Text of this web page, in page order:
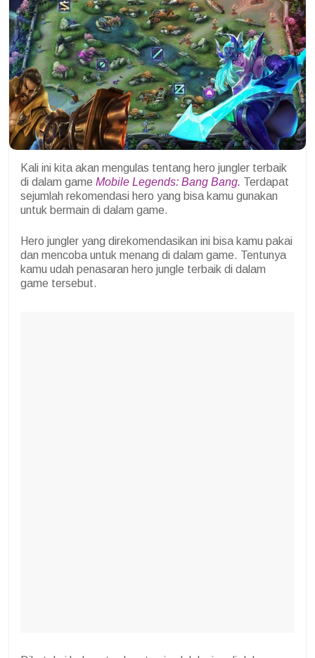
Kali ini kita akan mengulas tentang hero jungler terbaik
di dalam game Mobile Legends: Bang Bang. Terdapat
sejumlah rekomendasi hero yang bisa kamu gunakan
untuk bermain di dalam game.
Hero jungler yang direkomendasikan ini bisa kamu pakai
dan mencoba untuk menang di dalam game. Tentunya
kamu udah penasaran hero jungle terbaik di dalam
game tersebut.